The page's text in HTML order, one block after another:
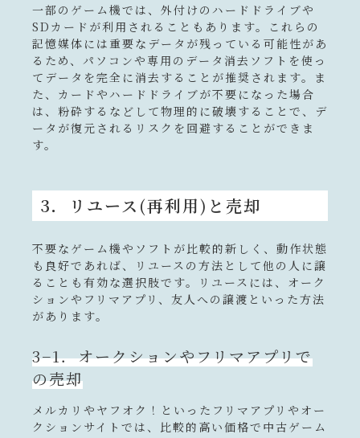
一部のゲーム機では、外付けのハードドライブや
SDカードが利用されることもあります。これらの
記憶媒体には重要なデータが残っている可能性があ
るため、パソコンや専用のデータ消去ソフトを使っ
てデータを完全に消去することが推奨されます。ま
た、カードやハードドライブが不要になった場合
は、粉砕するなどして物理的に破壊することで、デ
ータが復元されるリスクを回避することができま
す。
3．リユース(再利用)と売却
不要なゲーム機やソフトが比較的新しく、動作状態
も良好であれば、リユースの方法として他の人に譲
ることも有効な選択肢です。リユースには、オーク
ションやフリマアプリ、友人への譲渡といった方法
があります。
3−1．オークションやフリマアプリで
の売却
メルカリやヤフオク！といったフリマアプリやオー
クションサイトでは、比較的高い価格で中古ゲーム